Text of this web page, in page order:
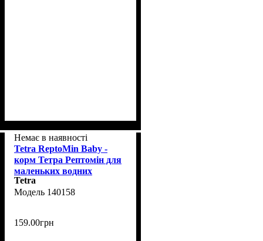
Немає в наявності
Tetra ReptoMin Baby -
корм Тетра Рептомін для
маленьких водних
черепах 100 мл (140158)
Tetra
140158
159.00грн